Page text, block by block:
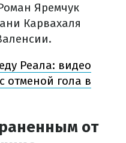
Яремчук
Карвахаля
Реала: видео
отменой гола в
от